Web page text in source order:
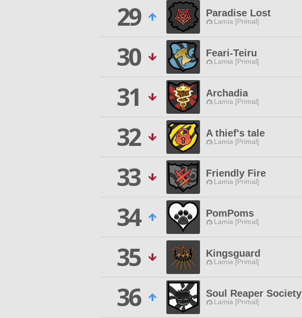
29
Paradise Lost
Lamia [Primal]
30
Feari-Teiru
Lamia [Primal]
31
Archadia
Lamia [Primal]
32
A thief's tale
Lamia [Primal]
33
Friendly Fire
Lamia [Primal]
34
PomPoms
Lamia [Primal]
35
Kingsguard
Lamia [Primal]
36
Soul Reaper Society
Lamia [Primal]